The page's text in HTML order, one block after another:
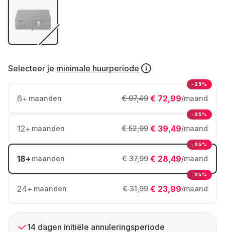
Selecteer je minimale huurperiode
6+ maanden € 72,99/maand
€ 97,49
-25%
12+ maanden € 39,49/maand
€ 52,99
-25%
18+ maanden € 28,49/maand
€ 37,99
-25%
24+ maanden € 23,99/maand
€ 31,99
-25%
14 dagen initiële annuleringsperiode